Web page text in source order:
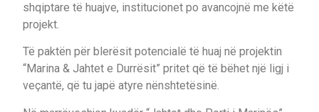
shqiptare të huajve, institucionet po avancojnë me këtë
projekt.
Të paktën për blerësit potencialë të huaj në projektin
“Marina & Jahtet e Durrësit” pritet që të bëhet një ligj i
veçantë, që tu japë atyre nënshtetësinë.